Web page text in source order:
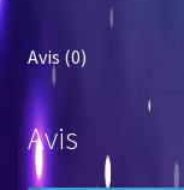
Avis (0)
Avis